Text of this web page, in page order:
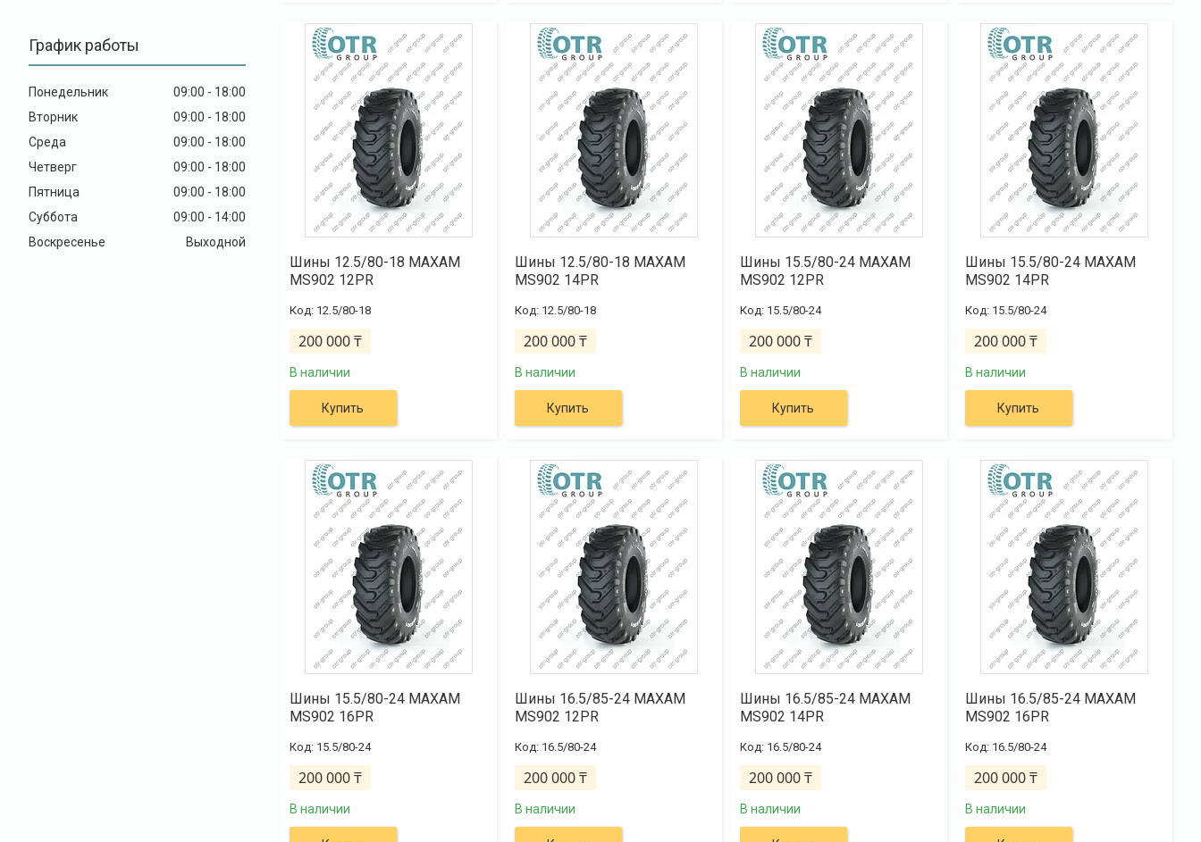
График работы
Понедельник 09:00
18:00
Вторник
09:00
18:00
Среда
09:00
18:00
Четверг
09:00
18:00
Пятница
09:00
18:00
Суббота
09:00
14:00
Воскресенье
Выходной
Шины 12.5/80-18 MAXAM
MS902 12PR
12.5/80-18
200 000 ₸
В наличии
Купить
Шины 12.5/80-18 MAXAM
MS902 14PR
12.5/80-18
200 000 ₸
В наличии
Купить
Шины 15.5/80-24 MAXAM
MS902 12PR
15.5/80-24
200 000 ₸
В наличии
Купить
Шины 15.5/80-24 MAXAM
MS902 14PR
15.5/80-24
200 000 ₸
В наличии
Купить
Шины 15.5/80-24 MAXAM
MS902 16PR
15.5/80-24
200 000 ₸
В наличии
Шины 16.5/85-24 MAXAM
MS902 12PR
16.5/80-24
200 000 ₸
В наличии
Шины 16.5/85-24 MAXAM
MS902 14PR
16.5/80-24
200 000 ₸
В наличии
Шины 16.5/85-24 MAXAM
MS902 16PR
16.5/80-24
200 000 ₸
В наличии